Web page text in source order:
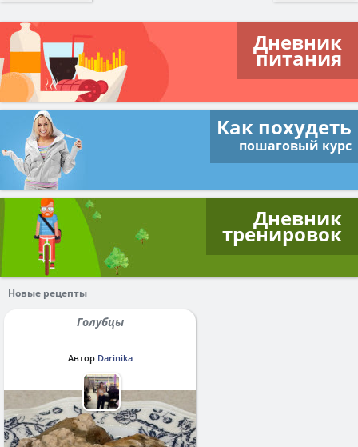
Дневник
питания
Как похудеть
пошаговый курс
Дневник
тренировок
Новые рецепты
Голубцы
Автор Darinika